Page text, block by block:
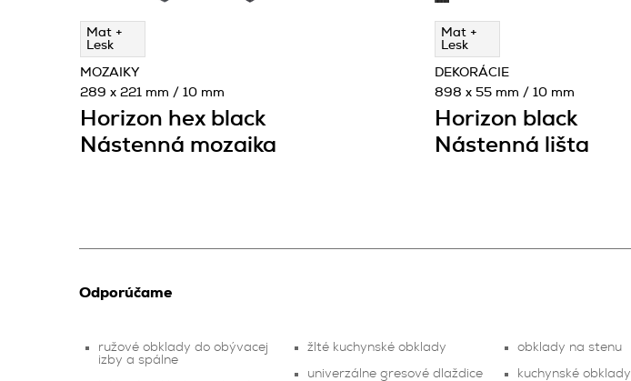
Mat +
Lesk
Horizon hex black
Nástenná mozaika
MOZAIKY
289 x 221 mm / 10 mm
Mat +
Lesk
Horizon black
Nástenná lišta
DEKORÁCIE
898 x 55 mm / 10 mm
Odporúčame
ružové obklady do obývacej
izby a spálne
žlté kuchynské obklady
univerzálne gresové dlaždice
obklady na stenu
kuchynské obklady